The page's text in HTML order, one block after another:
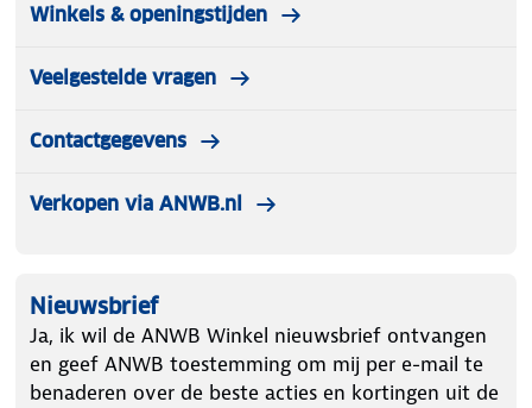
Winkels & openingstijden
Veelgestelde vragen
Contactgegevens
Verkopen via ANWB.nl
Nieuwsbrief
Ja, ik wil de ANWB Winkel nieuwsbrief ontvangen
en geef ANWB toestemming om mij per e-mail te
benaderen over de beste acties en kortingen uit de